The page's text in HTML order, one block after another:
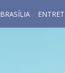
BRASÍLIA